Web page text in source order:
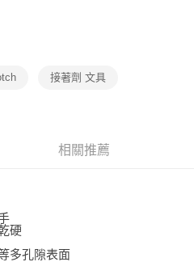
中國信託商業銀行
、不需儲值。
付」後，將跳轉至「AFTEE先享後付」
後，即可完成結帳。
運費
接著劑 文具
相關推薦
硬
多孔隙表面